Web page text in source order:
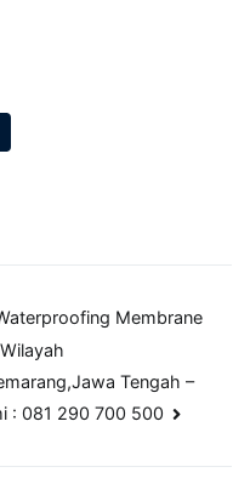
Membrane
Tengah –
: 081 290 700 500